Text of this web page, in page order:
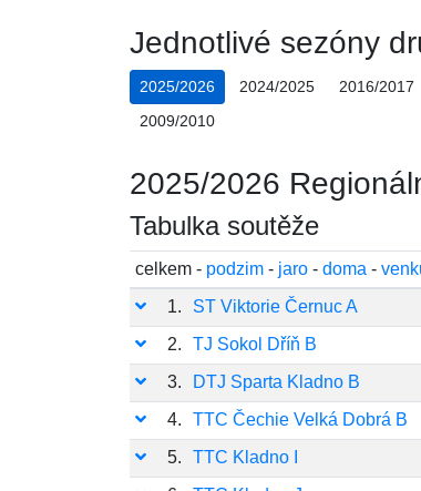
Jednotlivé sezóny
2025/2026 2024/2025 2016/2017
2009/2010
2025/2026
Tabulka soutěže
celkem - podzim- jaro- doma -
1.
ST Viktorie Černuc A
2. TJ Sokol Dříň B
3. DTJ Sparta Kladno B
4. TTC Čechie Velká Dobrá B
5. TTC Kladno I